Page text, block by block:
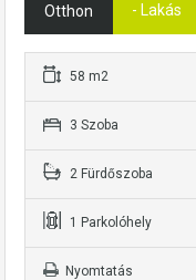
Otthon - Lakás
58 m2
3 Szoba
2 Fürdőszoba
1 Parkolóhely
Nyomtatás